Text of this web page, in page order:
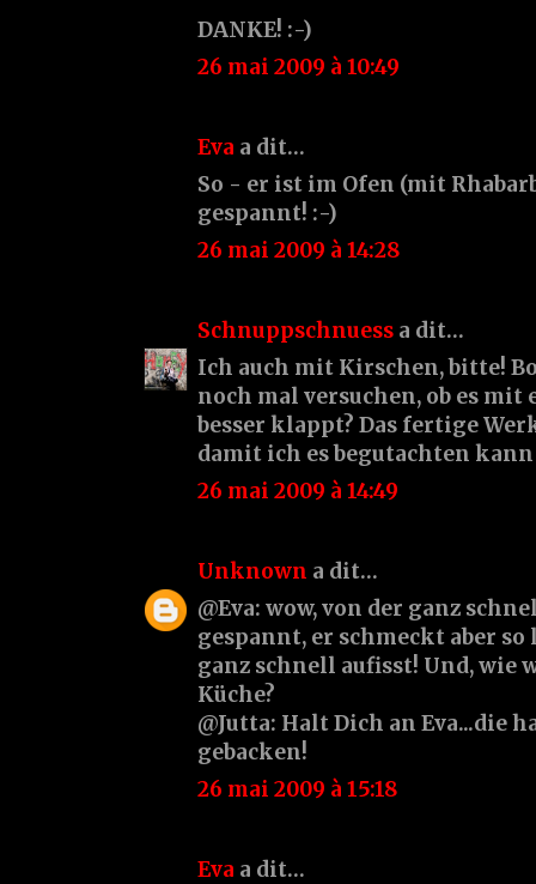
DANKE! :-)
26 mai 2009 à 10:49
Eva a dit…
So - er ist im Ofen (mit
gespannt! :-)
26 mai 2009 à 14:28
Schnuppschnuess a dit…
Ich auch mit Kirschen, bitte!
noch mal versuchen, ob es
besser klappt? Das fertige
damit ich es begutachten
26 mai 2009 à 14:49
Unknown a dit…
@Eva: wow, von der ganz
gespannt, er schmeckt aber so
ganz schnell aufisst! Und, wie
Küche?
@Jutta: Halt Dich an Eva...die
gebacken!
26 mai 2009 à 15:18
Eva a dit…